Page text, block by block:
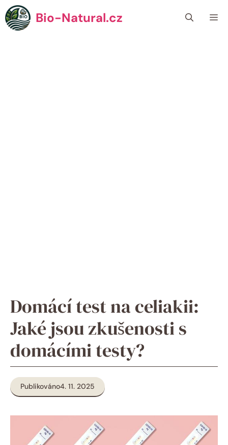
Přeskočit
na
obsah
Bio-Natural.cz
Domácí test na celiakii:
Jaké jsou zkušenosti s
domácími testy?
Publikováno4. 11. 2025